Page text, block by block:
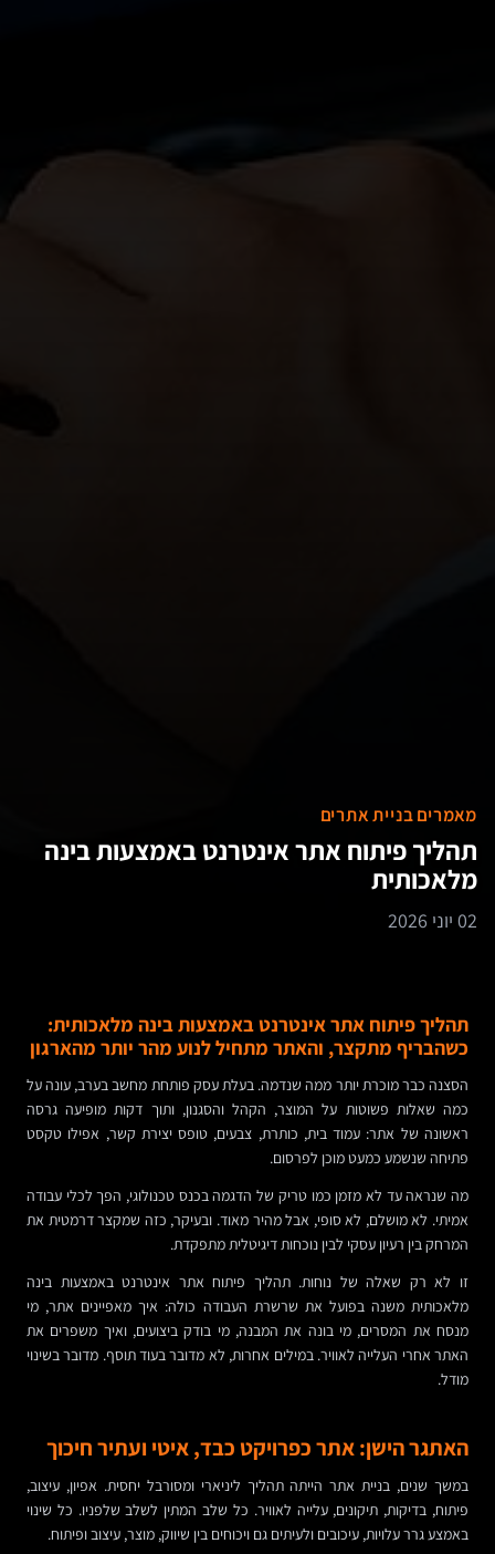
מאמרים בניית אתרים
תהליך פיתוח אתר אינטרנט באמצעות בינה
מלאכותית
02 יוני 2026
תהליך פיתוח אתר אינטרנט באמצעות בינה מלאכותית:
כשהבריף מתקצר, והאתר מתחיל לנוע מהר יותר מהארגון
הסצנה כבר מוכרת יותר ממה שנדמה. בעלת עסק פותחת מחשב בערב, עונה על
כמה שאלות פשוטות על המוצר, הקהל והסגנון, ותוך דקות מופיעה גרסה
ראשונה של אתר: עמוד בית, כותרת, צבעים, טופס יצירת קשר, אפילו טקסט
פתיחה שנשמע כמעט מוכן לפרסום.
מה שנראה עד לא מזמן כמו טריק של הדגמה בכנס טכנולוגי, הפך לכלי עבודה
אמיתי. לא מושלם, לא סופי, אבל מהיר מאוד. ובעיקר, כזה שמקצר דרמטית את
המרחק בין רעיון עסקי לבין נוכחות דיגיטלית מתפקדת.
זו לא רק שאלה של נוחות. תהליך פיתוח אתר אינטרנט באמצעות בינה
מלאכותית משנה בפועל את שרשרת העבודה כולה: איך מאפיינים אתר, מי
מנסח את המסרים, מי בונה את המבנה, מי בודק ביצועים, ואיך משפרים את
האתר אחרי העלייה לאוויר. במילים אחרות, לא מדובר בעוד תוסף. מדובר בשינוי
מודל.
האתגר הישן: אתר כפרויקט כבד, איטי ועתיר חיכוך
במשך שנים, בניית אתר הייתה תהליך ליניארי ומסורבל יחסית. אפיון, עיצוב,
פיתוח, בדיקות, תיקונים, עלייה לאוויר. כל שלב המתין לשלב שלפניו. כל שינוי
באמצע גרר עלויות, עיכובים ולעיתים גם ויכוחים בין שיווק, מוצר, עיצוב ופיתוח.